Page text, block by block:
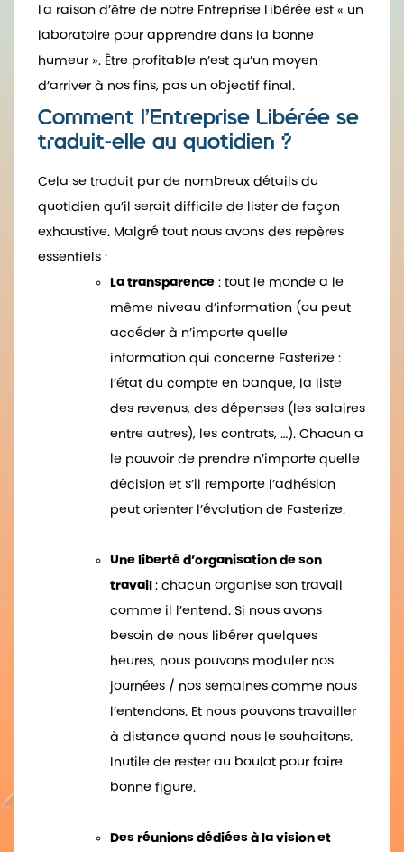
La raison d’être de notre Entreprise Libérée est « un
laboratoire pour apprendre dans la bonne
humeur ». Être profitable n’est qu’un moyen
d’arriver à nos fins, pas un objectif final.
Comment l’Entreprise Libérée se
traduit-elle au quotidien ?
Cela se traduit par de nombreux détails du
quotidien qu’il serait difficile de lister de façon
exhaustive. Malgré tout nous avons des repères
essentiels :
La transparence : tout le monde a le
même niveau d’information (ou peut
accéder à n’importe quelle
information qui concerne Fasterize :
l’état du compte en banque, la liste
des revenus, des dépenses (les salaires
entre autres), les contrats, …). Chacun a
le pouvoir de prendre n’importe quelle
décision et s’il remporte l’adhésion
peut orienter l’évolution de Fasterize.
Une liberté d’organisation de son
travail : chacun organise son travail
comme il l’entend. Si nous avons
besoin de nous libérer quelques
heures, nous pouvons moduler nos
journées / nos semaines comme nous
l’entendons. Et nous pouvons travailler
à distance quand nous le souhaitons.
Inutile de rester au boulot pour faire
bonne figure.
Des réunions dédiées à la vision et